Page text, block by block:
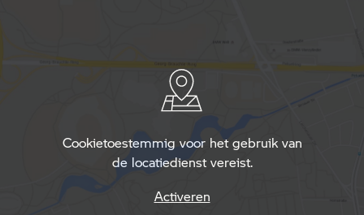
Cookietoestemmig voor het gebruik van
de locatiedienst vereist.
Activeren